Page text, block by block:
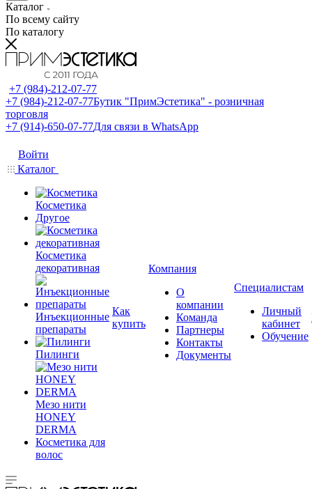
Каталог
По всему сайту
По каталогу
+7 (984)-212-07-77
+7 (984)-212-07-77Бутик "ПримЭстетика" - розничная
торговля
+7 (914)-650-07-77Для связи в WhatsApp
Войти
Каталог
Косметика
Другое
Косметика
декоративная
Инъекционные
препараты
Пилинги
Мезо нити
HONEY
DERMA
Косметика для
волос
Как
купить
Компания
О
компании
Команда
Партнеры
Контакты
Документы
Специалистам
Личный
кабинет
Обучение